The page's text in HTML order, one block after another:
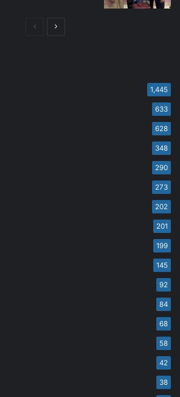
PreviousNext
1,445
633
628
348
290
273
202
201
199
145
92
84
68
58
42
38